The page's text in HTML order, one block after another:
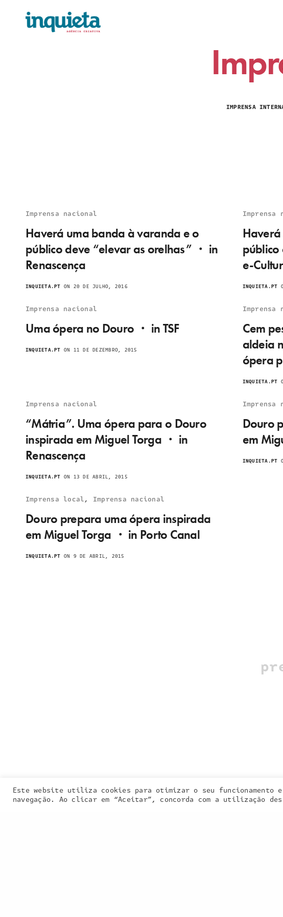
IMPRENSA
Imprensa nacional
Haverá uma banda à varanda e o
público deve “elevar as orelhas” ・ in
Renascença
INQUIETA.PT ON 20 DE JULHO, 2016
Imprensa
público
e-
INQUIETA.PT
Imprensa nacional
Uma ópera no Douro ・ in TSF
INQUIETA.PT ON 11 DE DEZEMBRO, 2015
Imprensa
Cem
aldeia
ópera
INQUIETA.PT
Imprensa nacional
“Mátria”. Uma ópera para o Douro
inspirada em Miguel Torga ・ in
Renascença
INQUIETA.PT ON 13 DE ABRIL, 2015
Imprensa
Douro
em
INQUIETA.PT
Imprensa local, Imprensa nacional
Douro prepara uma ópera inspirada
em Miguel Torga ・ in Porto Canal
INQUIETA.PT ON 9 DE ABRIL, 2015
Este website utiliza cookies para otimizar o seu funcionamento
navegação. Ao clicar em “Aceitar”, concorda com a utilização
Our site uses cookies.